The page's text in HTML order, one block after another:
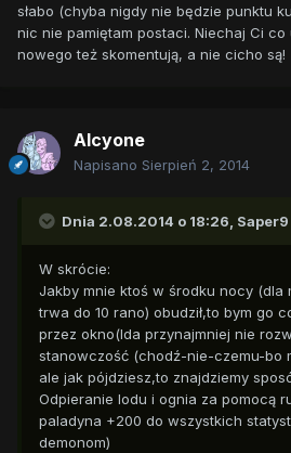
słabo (chyba nigdy nie będzie punktu
nic nie pamiętam postaci. Niechaj Ci co
nowego też skomentują, a nie cicho są!
Alcyone
Napisano Sierpień 2, 2014
Dnia 2.08.2014 o 18:26, Saper9
W skrócie:
Jakby mnie ktoś w środku nocy (dla
trwa do 10 rano) obudził,to bym go
przez okno(Ida przynajmniej nie
stanowczość (chodź-nie-czemu-bo
ale jak pójdziesz,to znajdziemy
Odpieranie lodu i ognia za pomocą
paladyna +200 do wszystkich
demonom)